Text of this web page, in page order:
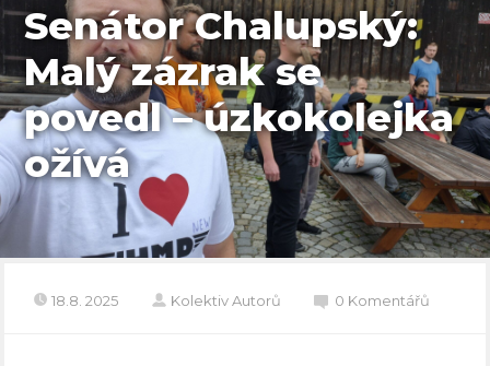
Senátor Chalupský:
Malý zázrak se
povedl – úzkokolejka
ožívá
18.8. 2025 Kolektiv Autorů 0 Komentářů